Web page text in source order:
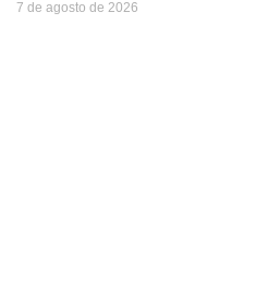
7 de agosto de 2026